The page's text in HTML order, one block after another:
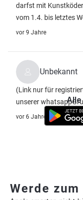
darfst mit
vom 1.4. bis letztes
vor 9 Jahre
Unbekannt
(Link nur für
unserer
vor 6 Jahre
Werde